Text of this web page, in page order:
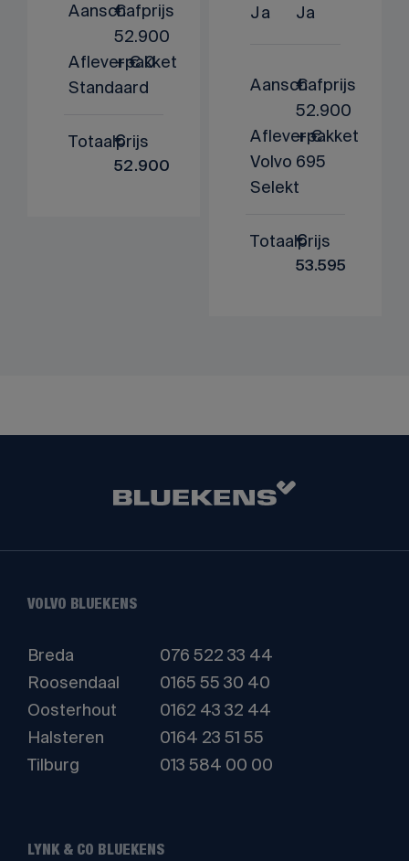
Aanschafprijs
€
52.900
Afleverpakket
Standaard
+ € 0
Totaalprijs
€
52.900
Ja Ja
Aanschafprijs
€
52.900
Afleverpakket
Volvo
Selekt
+ €
695
Totaalprijs
€
53.595
VOLVO BLUEKENS
Breda
076 522 33 44
Roosendaal
0165 55 30 40
Oosterhout
0162 43 32 44
Halsteren
0164 23 51 55
Tilburg
013 584 00 00
LYNK & CO BLUEKENS